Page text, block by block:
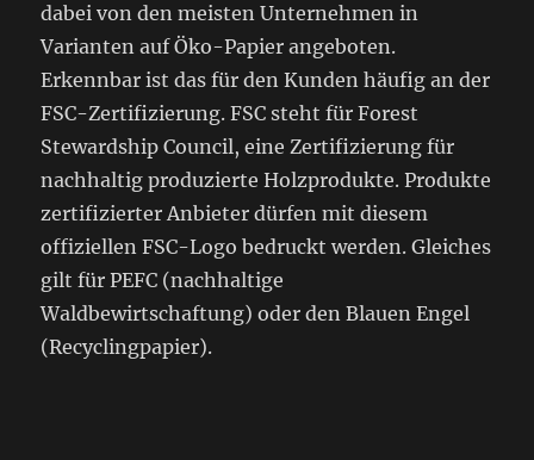
dabei von den meisten Unternehmen in
Varianten auf Öko-Papier angeboten.
Erkennbar ist das für den Kunden häufig an der
FSC-Zertifizierung. FSC steht für Forest
Stewardship Council, eine Zertifizierung für
nachhaltig produzierte Holzprodukte. Produkte
zertifizierter Anbieter dürfen mit diesem
offiziellen FSC-Logo bedruckt werden. Gleiches
gilt für PEFC (nachhaltige
Waldbewirtschaftung) oder den Blauen Engel
(Recyclingpapier).